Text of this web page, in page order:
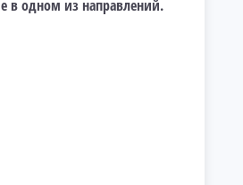
в одном из направлений.